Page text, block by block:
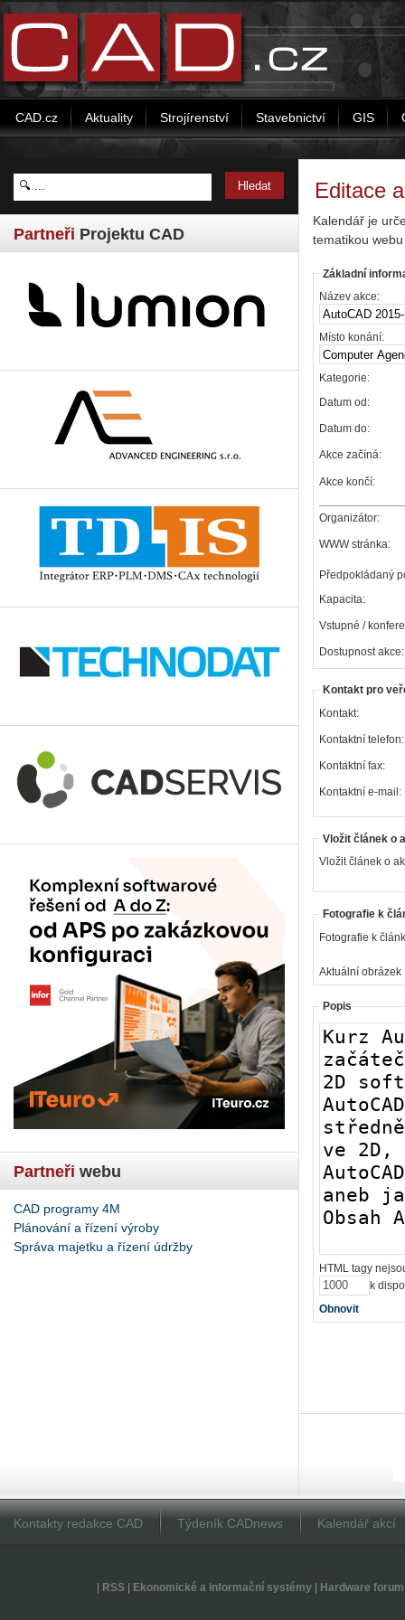
CAD.cz Aktuality Strojírenství Stavebnictví GIS
Partneři Projektu CAD
Partneři webu
CAD programy 4M
Plánování a řízení výroby
Správa majetku a řízení údržby
Editace
Kalendář je
tematikou
Základní
Název akce:
Místo konání:
Kategorie:
Datum od:
Datum do:
Akce začíná:
Akce končí:
Organizátor:
WWW stránka:
Předpokládaný
Kapacita:
Vstupné /
Dostupnost akce:
Kontakt pro
Kontakt:
Kontaktní telefon:
Kontaktní fax:
Kontaktní e-mail:
Vložit článek o
Vložit článek o
Fotografie k
Fotografie k
Aktuální obrázek
Popis
HTML tagy
k
Obnovit
Kontakty redakce CAD Týdeník CADnews Kalendář akcí
RSS| Ekonomické a informační systémy| Hardware forum